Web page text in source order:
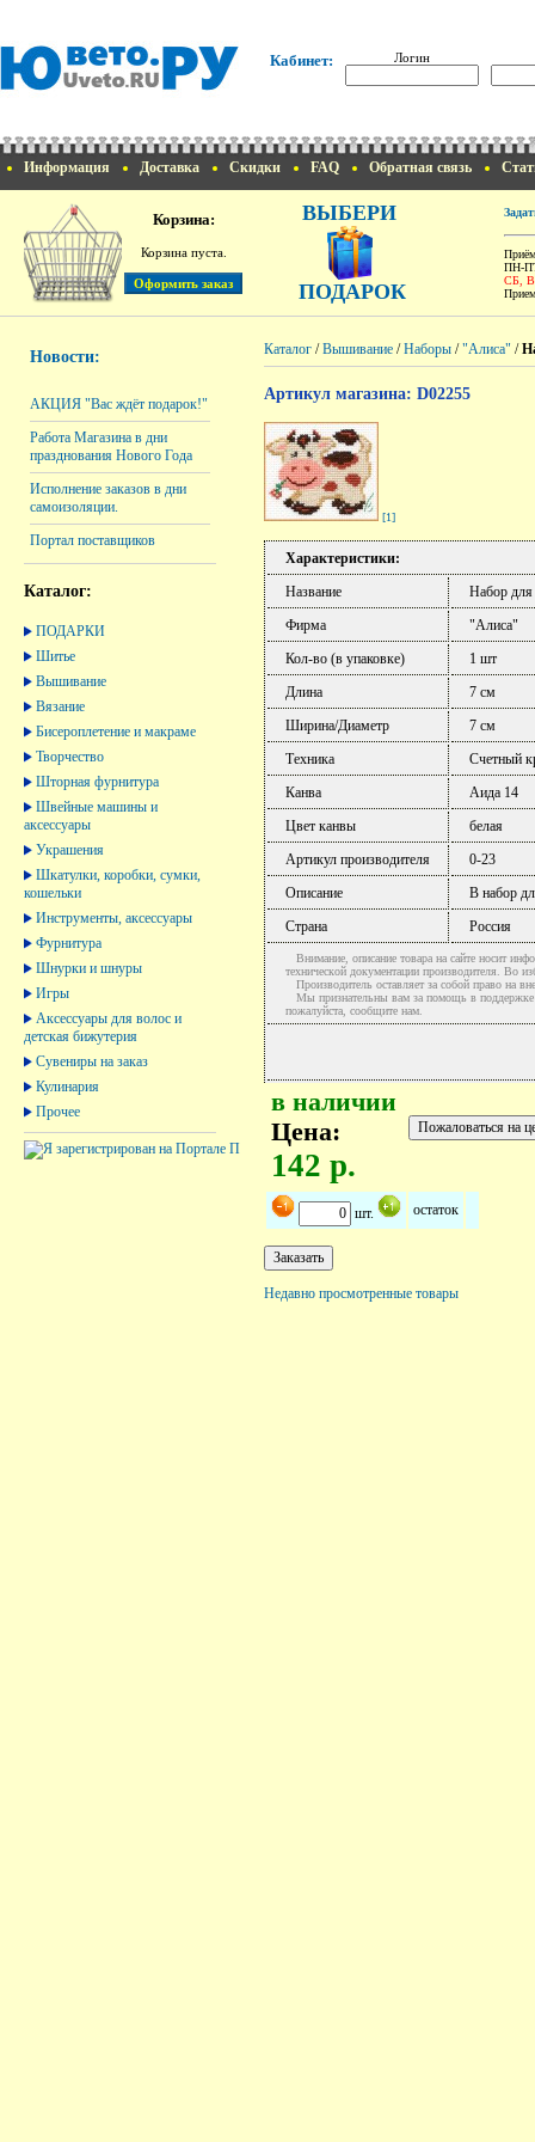
Кабинет: Логин
Информация Доставка Скидки FAQ Обратная связь
Корзина:
Корзина пуста.
ВЫБЕРИ
ПОДАРОК
ПН-
СБ,
Новости:
АКЦИЯ "Вас ждёт подарок!"
Работа Магазина в дни
празднования Нового Года
Исполнение заказов в дни
самоизоляции.
Портал поставщиков
Каталог:
ПОДАРКИ
Шитье
Вышивание
Вязание
Бисероплетение и макраме
Творчество
Шторная фурнитура
Швейные машины и
аксессуары
Украшения
Шкатулки, коробки, сумки,
кошельки
Инструменты, аксессуары
Фурнитура
Шнурки и шнуры
Игры
Аксессуары для волос и
детская бижутерия
Сувениры на заказ
Кулинария
Прочее
Каталог /Вышивание /Наборы /"Алиса" /
Артикул магазина: D02255
[1]
Характеристики:
Название
Набор
Фирма
"Алиса"
Кол-во (в упаковке)
1 шт
Длина
7 см
Ширина/Диаметр
7 см
Техника
Счетный
Канва
Аида 14
Цвет канвы
белая
Артикул производителя
0-23
Описание
В набор
Страна
Россия
Внимание, описание товара на сайте носит
технической документации производителя. Во
Производитель оставляет за собой право на
Мы признательны вам за помощь в поддержке
пожалуйста, сообщите нам.
в наличии
Цена:
142 р.
шт. остаток
Недавно просмотренные товары